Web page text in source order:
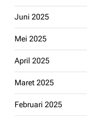
Juni 2025
Mei 2025
April 2025
Maret 2025
Februari 2025